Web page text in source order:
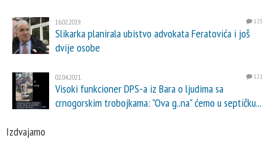
16.02.2019. 123
Slikarka planirala ubistvo advokata Feratovića i još
dvije osobe
02.04.2021. 121
Visoki funkcioner DPS-a iz Bara o ljudima sa
crnogorskim trobojkama: "Ova g..na" ćemo u septičku...
Izdvajamo